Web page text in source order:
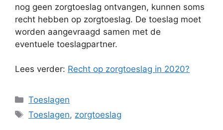
nog geen zorgtoeslag ontvangen, kunnen soms
recht hebben op zorgtoeslag. De toeslag moet
worden aangevraagd samen met de
eventuele toeslagpartner.
Lees verder: Recht op zorgtoeslag in 2020?
Categorieën
Toeslagen
Tags
Toeslagen, zorgtoeslag